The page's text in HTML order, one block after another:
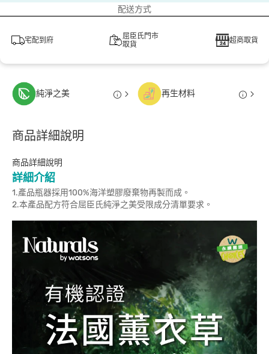
配送方式
宅配到府
屈臣氏門市
取貨
超商取貨
純淨之美 再生材料
商品詳細說明
商品詳細說明
詳細介紹
1.產品瓶器採用100%海洋塑膠廢棄物再製而成。
2.本產品配方符合屈臣氏純淨之美受限成分清單要求。